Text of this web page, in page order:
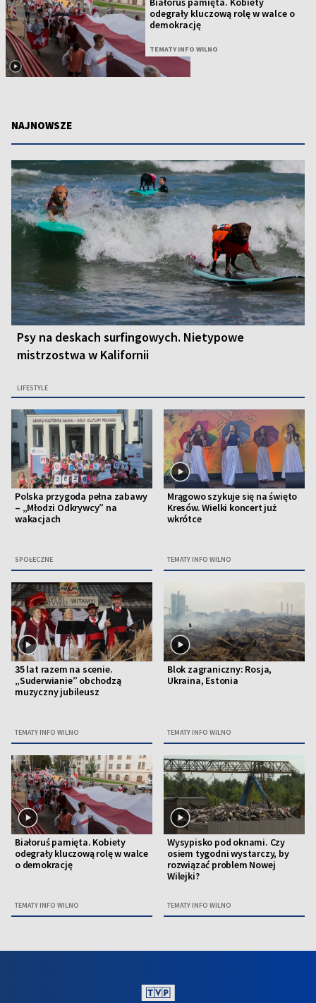
odegrały kluczową rolę w walce o
demokrację
TEMATY INFO WILNO
NAJNOWSZE
Psy na deskach surfingowych. Nietypowe
mistrzostwa w Kalifornii
LIFESTYLE
Polska przygoda pełna zabawy
– „Młodzi Odkrywcy” na
wakacjach
SPOŁECZNE
Mrągowo szykuje się na święto
Kresów. Wielki koncert już
wkrótce
TEMATY INFO WILNO
35 lat razem na scenie.
„Suderwianie” obchodzą
muzyczny jubileusz
TEMATY INFO WILNO
Blok zagraniczny: Rosja,
Ukraina, Estonia
TEMATY INFO WILNO
Białoruś pamięta. Kobiety
odegrały kluczową rolę w walce
o demokrację
TEMATY INFO WILNO
Wysypisko pod oknami. Czy
osiem tygodni wystarczy, by
rozwiązać problem Nowej
Wilejki?
TEMATY INFO WILNO